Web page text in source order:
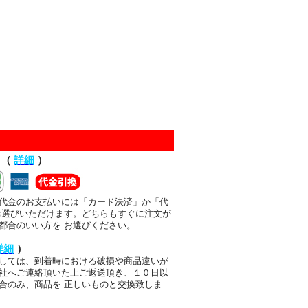
詳細 ）
金のお支払いには「カード決済」か「代
びいただけます。どちらもすぐに注文が
合のいい方を お選びください。
細 ）
ては、到着時における破損や商品違いが
へご連絡頂いた上ご返送頂き、１０日以
のみ、商品を 正しいものと交換致しま